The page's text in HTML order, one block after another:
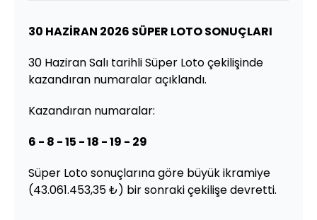
30 HAZİRAN 2026 SÜPER LOTO SONUÇLARI
30 Haziran Salı tarihli Süper Loto çekilişinde
kazandıran numaralar açıklandı.
Kazandıran numaralar:
6 - 8 - 15 - 18 - 19 - 29
Süper Loto sonuçlarına göre büyük ikramiye
(43.061.453,35 ₺) bir sonraki çekilişe devretti.